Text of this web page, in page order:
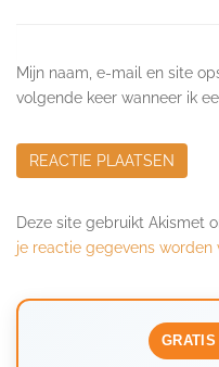
Mijn naam, e-mail en site
volgende keer wanneer ik
Deze site gebruikt Akismet
je reactie gegevens worden